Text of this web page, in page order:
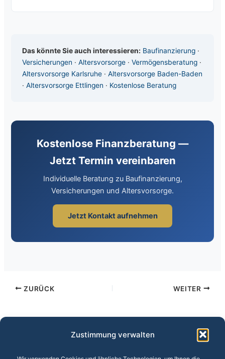
Zustimmung verwalten
Das könnte Sie auch interessieren: Baufinanzierung ·
Versicherungen ·Altersvorsorge ·Vermögensberatung ·
Altersvorsorge Karlsruhe ·Altersvorsorge Baden-Baden
·Altersvorsorge Ettlingen · Kostenlose Beratung
Kostenlose Finanzberatung —
Jetzt Termin vereinbaren
Individuelle Beratung zu Baufinanzierung,
Versicherungen und Altersvorsorge.
Jetzt Kontakt aufnehmen
ZURÜCK WEITER